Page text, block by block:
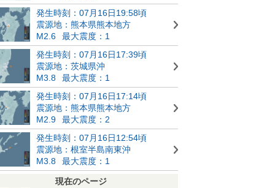
発生時刻：07月16日19:58頃
震源地：熊本県熊本地方
M2.6
最大震度：1
発生時刻：07月16日17:39頃
震源地：茨城県沖
M3.8
最大震度：1
発生時刻：07月16日17:14頃
震源地：熊本県熊本地方
M2.9
最大震度：2
発生時刻：07月16日12:54頃
震源地：根室半島南東沖
M3.8
最大震度：1
現在のページ